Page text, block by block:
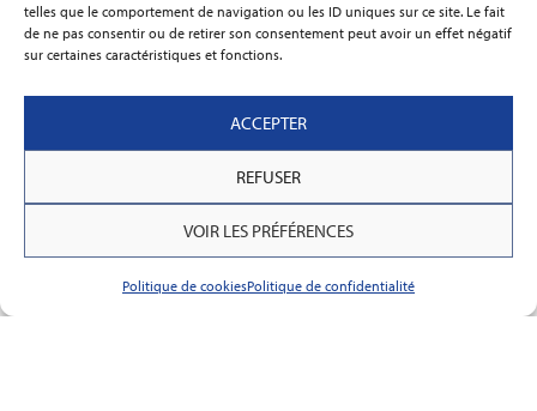
telles que le comportement de navigation ou les ID uniques sur ce site. Le fait
de ne pas consentir ou de retirer son consentement peut avoir un effet négatif
sur certaines caractéristiques et fonctions.
ACCEPTER
REFUSER
VOIR LES PRÉFÉRENCES
Politique de cookiesPolitique de confidentialité